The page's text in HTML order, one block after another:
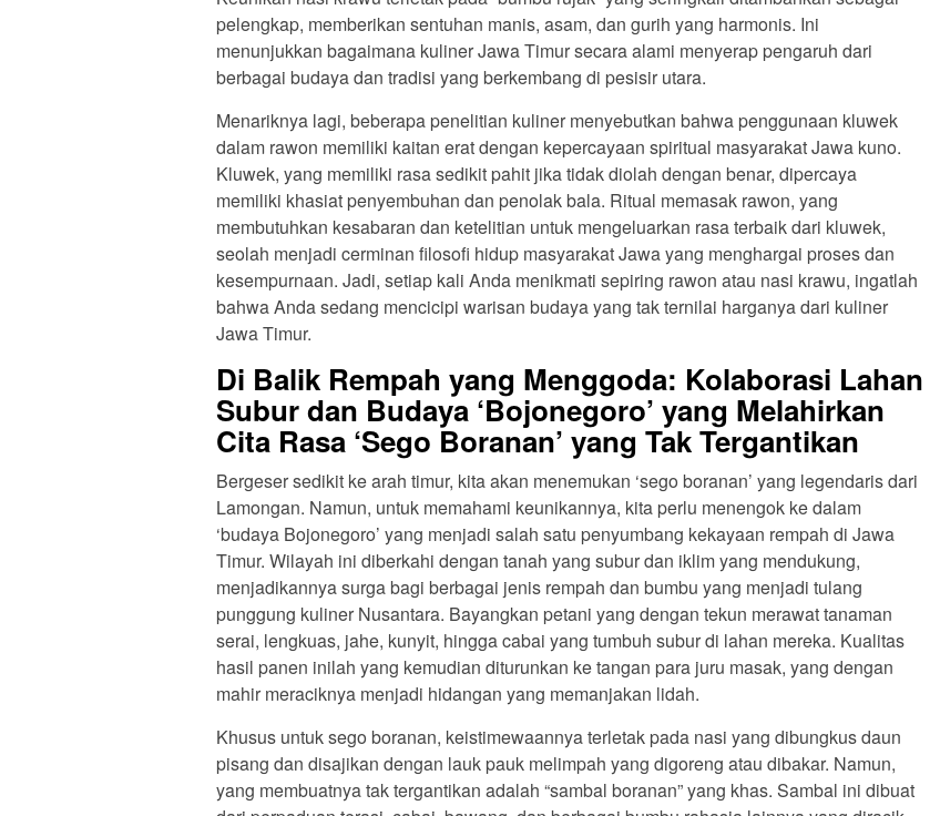
pelengkap, memberikan sentuhan manis, asam, dan gurih yang harmonis. Ini
menunjukkan bagaimana kuliner Jawa Timur secara alami menyerap pengaruh dari
berbagai budaya dan tradisi yang berkembang di pesisir utara.
Menariknya lagi, beberapa penelitian kuliner menyebutkan bahwa penggunaan kluwek
dalam rawon memiliki kaitan erat dengan kepercayaan spiritual masyarakat Jawa kuno.
Kluwek, yang memiliki rasa sedikit pahit jika tidak diolah dengan benar, dipercaya
memiliki khasiat penyembuhan dan penolak bala. Ritual memasak rawon, yang
membutuhkan kesabaran dan ketelitian untuk mengeluarkan rasa terbaik dari kluwek,
seolah menjadi cerminan filosofi hidup masyarakat Jawa yang menghargai proses dan
kesempurnaan. Jadi, setiap kali Anda menikmati sepiring rawon atau nasi krawu, ingatlah
bahwa Anda sedang mencicipi warisan budaya yang tak ternilai harganya dari kuliner
Jawa Timur.
Di Balik Rempah yang Menggoda: Kolaborasi Lahan
Subur dan Budaya ‘Bojonegoro’ yang Melahirkan
Cita Rasa ‘Sego Boranan’ yang Tak Tergantikan
Bergeser sedikit ke arah timur, kita akan menemukan ‘sego boranan’ yang legendaris dari
Lamongan. Namun, untuk memahami keunikannya, kita perlu menengok ke dalam
‘budaya Bojonegoro’ yang menjadi salah satu penyumbang kekayaan rempah di Jawa
Timur. Wilayah ini diberkahi dengan tanah yang subur dan iklim yang mendukung,
menjadikannya surga bagi berbagai jenis rempah dan bumbu yang menjadi tulang
punggung kuliner Nusantara. Bayangkan petani yang dengan tekun merawat tanaman
serai, lengkuas, jahe, kunyit, hingga cabai yang tumbuh subur di lahan mereka. Kualitas
hasil panen inilah yang kemudian diturunkan ke tangan para juru masak, yang dengan
mahir meraciknya menjadi hidangan yang memanjakan lidah.
Khusus untuk sego boranan, keistimewaannya terletak pada nasi yang dibungkus daun
pisang dan disajikan dengan lauk pauk melimpah yang digoreng atau dibakar. Namun,
yang membuatnya tak tergantikan adalah “sambal boranan” yang khas. Sambal ini dibuat